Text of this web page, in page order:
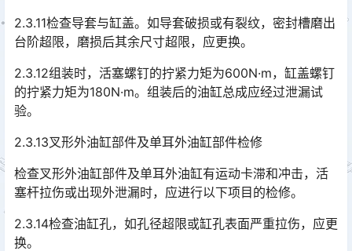
2.3.11检查导套与缸盖。如导套破损或有裂纹，密封槽磨出
台阶超限，磨损后其余尺寸超限，应更换。
2.3.12组装时，活塞螺钉的拧紧力矩为600N·m，缸盖螺钉
的拧紧力矩为180N·m。组装后的油缸总成应经过泄漏试
验。
2.3.13叉形外油缸部件及单耳外油缸部件检修
检查叉形外油缸部件及单耳外油缸有运动卡滞和冲击，活
塞杆拉伤或出现外泄漏时，应进行以下项目的检修。
2.3.14检查油缸孔，如孔径超限或缸孔表面严重拉伤，应更
换。